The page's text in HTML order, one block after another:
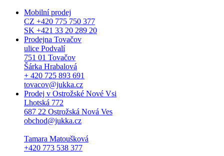
Mobilní prodej
CZ +420 775 750 377
SK +421 33 20 289 20
Prodejna Tovačov
ulice Podvalí
751 01 Tovačov
Šárka Hrabalová
+ 420 725 893 691
tovacov@jukka.cz
Prodej v Ostrožské Nové Vsi
Lhotská 772
687 22 Ostrožská Nová Ves
obchod@jukka.cz
Tamara Matoušková
+420 773 538 377